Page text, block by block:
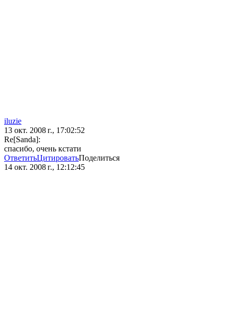
iluzie
13 окт. 2008 г., 17:02:52
Re[Sanda]:
спасибо, очень кстати
ОтветитьЦитироватьПоделиться
14 окт. 2008 г., 12:12:45